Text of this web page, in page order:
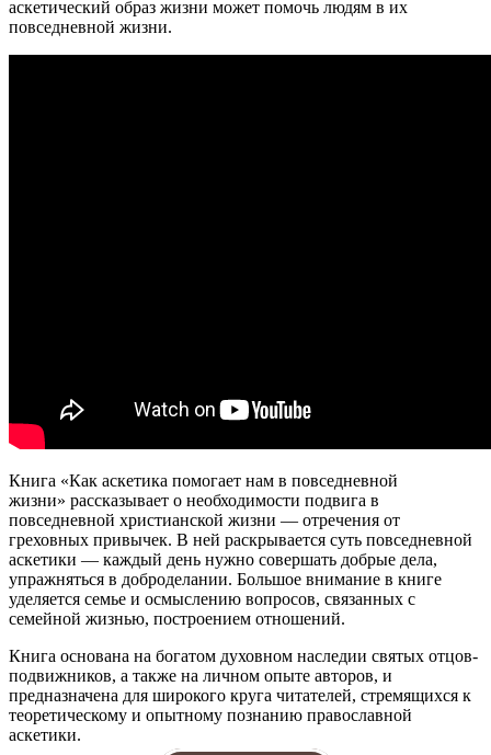
аскетический образ жизни может помочь людям в их
повседневной жизни.
Книга «Как аскетика помогает нам в повседневной
жизни» рассказывает о необходимости подвига в
повседневной христианской жизни — отречения от
греховных привычек. В ней раскрывается суть повседневной
аскетики — каждый день нужно совершать добрые дела,
упражняться в доброделании. Большое внимание в книге
уделяется семье и осмыслению вопросов, связанных с
семейной жизнью, построением отношений.
Книга основана на богатом духовном наследии святых отцов-
подвижников, а также на личном опыте авторов, и
предназначена для широкого круга читателей, стремящихся к
теоретическому и опытному познанию православной
аскетики.